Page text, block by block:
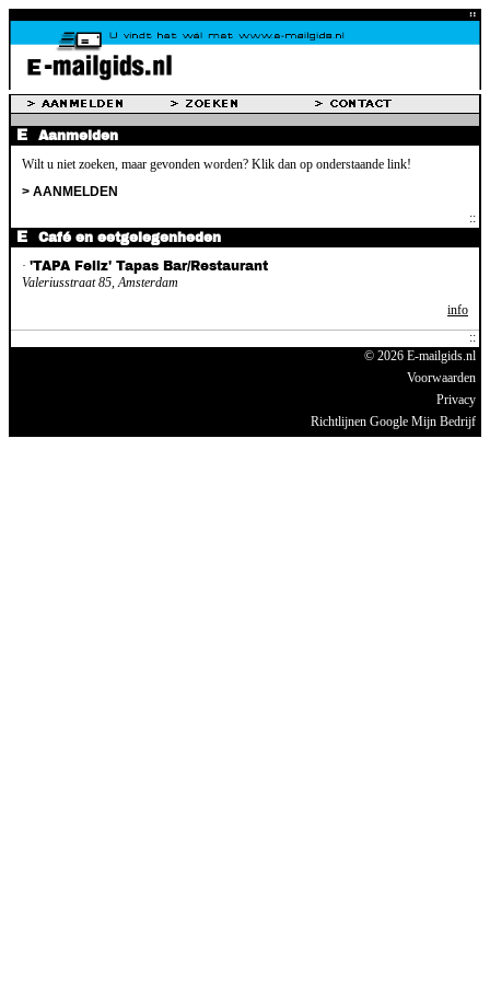
Aanmelden
Wilt u niet zoeken, maar gevonden worden? Klik dan op onderstaande link!
> AANMELDEN
Café en eetgelegenheden
· 'TAPA Feliz' Tapas Bar/Restaurant
Valeriusstraat 85, Amsterdam
info
© 2026 E-mailgids.nl
Voorwaarden
Privacy
Richtlijnen Google Mijn Bedrijf